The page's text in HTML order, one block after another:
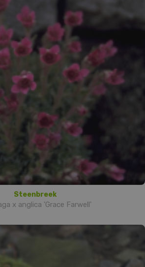
Steenbreek
x anglica 'Grace Farwell'